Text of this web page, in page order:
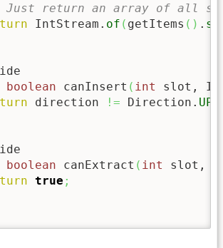
return an array of all
IntStream. of ( getItems ( ) .
boolean canInsert ( int
slot,
direction != Direction. UP
boolean canExtract ( int
slot,
true ;